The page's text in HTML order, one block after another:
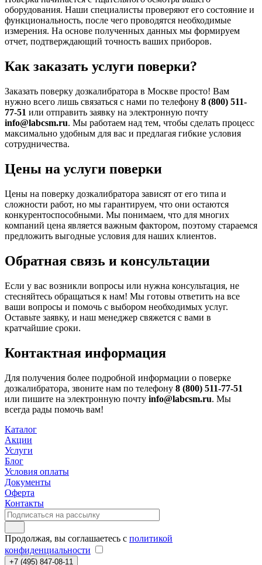
оборудования. Наши специалисты проверяют его состояние и
функциональность, после чего проводятся необходимые
измерения. На основе полученных данных мы формируем
отчет, подтверждающий точность ваших приборов.
Как заказать услуги поверки?
Заказать поверку дозкалибратора в Москве просто! Вам
нужно всего лишь связаться с нами по телефону 8 (800) 511-
77-51 или отправить заявку на электронную почту
info@labcsm.ru. Мы работаем над тем, чтобы сделать процесс
максимально удобным для вас и предлагая гибкие условия
сотрудничества.
Цены на услуги поверки
Цены на поверку дозкалибратора зависят от его типа и
сложности работ, но мы гарантируем, что они остаются
конкурентоспособными. Мы понимаем, что для многих
компаний цена является важным фактором, поэтому стараемся
предложить выгодные условия для наших клиентов.
Обратная связь и консультации
Если у вас возникли вопросы или нужна консультация, не
стесняйтесь обращаться к нам! Мы готовы ответить на все
ваши вопросы и помочь с выбором необходимых услуг.
Оставьте заявку, и наш менеджер свяжется с вами в
кратчайшие сроки.
Контактная информация
Для получения более подробной информации о поверке
дозкалибратора, звоните нам по телефону 8 (800) 511-77-51
или пишите на электронную почту info@labcsm.ru. Мы
всегда рады помочь вам!
Каталог
Акции
Услуги
Блог
Условия оплаты
Документы
Оферта
Контакты
Продолжая, вы соглашаетесь с политикой
конфиденциальности
+7 (495) 847-08-11